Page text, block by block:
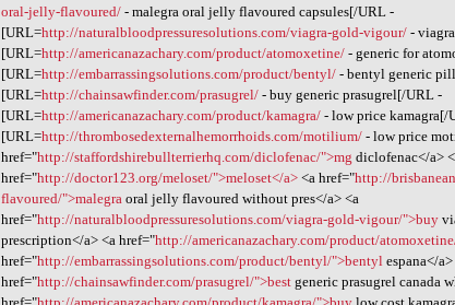
oral-jelly-flavoured/ - malegra oral jelly flavoured capsules[/URL -
[URL=http://naturalbloodpressuresolutions.com/viagra-gold-vigour/ -
[URL=http://americanazachary.com/product/atomoxetine/ - generic for
[URL=http://embarrassingsolutions.com/product/bentyl/ - bentyl generic
[URL=http://chainsawfinder.com/prasugrel/ - buy generic prasugrel[/URL -
[URL=http://americanazachary.com/product/kamagra/ - low price kamagra[/
[URL=http://thrombosedexternalhemorrhoids.com/motilium/ - low price
href="http://staffordshirebullterrierhq.com/diclofenac/">mg diclofenac</a>
href="http://doctor123.org/meloset/">meloset</a> <a href="http://
flavoured/">malegra oral jelly flavoured without pres</a> <a
href="http://naturalbloodpressuresolutions.com/viagra-gold-vigour/">buy
prescription</a> <a href="http://americanazachary.com/product/
href="http://embarrassingsolutions.com/product/bentyl/">bentyl espana</a>
href="http://chainsawfinder.com/prasugrel/">best generic prasugrel canada